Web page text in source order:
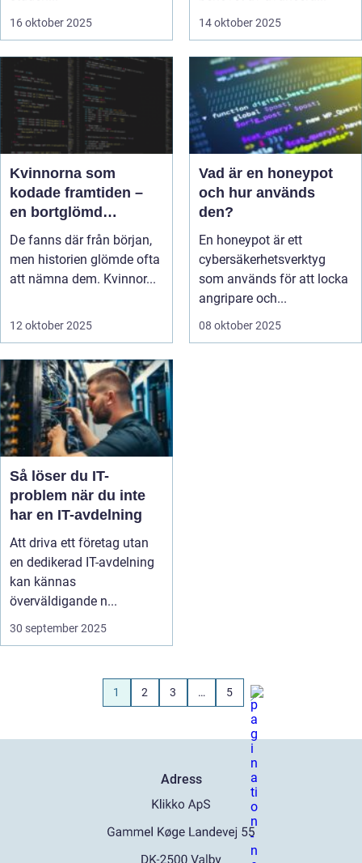
16 oktober 2025 14 oktober 2025
Kvinnorna som
kodade framtiden –
en bortglömd
spelhistoria
De fanns där från början,
men historien glömde ofta
att nämna dem. Kvinnor...
12 oktober 2025
Vad är en honeypot
och hur används
den?
En honeypot är ett
cybersäkerhetsverktyg
som används för att locka
angripare och...
08 oktober 2025
Så löser du IT-
problem när du inte
har en IT-avdelning
Att driva ett företag utan
en dedikerad IT-avdelning
kan kännas
överväldigande n...
30 september 2025
1 2 3 … 5
Adress